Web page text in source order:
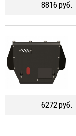
8816 руб.
6272 руб.